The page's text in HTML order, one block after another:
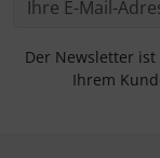
Der Newsletter
Ihrem